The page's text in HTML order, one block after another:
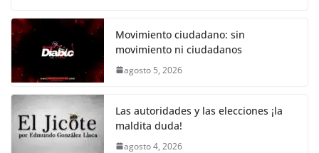
k
c
e
b
o
o
k
itt
er s
A
p
y
Li
k
gr
a
e
Movimiento ciudadano: sin
movimiento ni ciudadanos
agosto 5, 2026
Las autoridades y las elecciones ¡la
maldita duda!
agosto 4, 2026